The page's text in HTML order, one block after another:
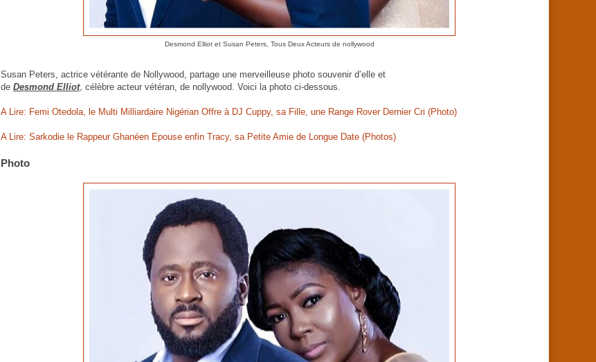
Desmond Elliot et Susan Peters, Tous Deux Acteurs de nollywood
Susan Peters, actrice vétérante de Nollywood, partage une merveilleuse photo souvenir d’elle et
de Desmond Elliot, célèbre acteur vétéran, de nollywood. Voici la photo ci-dessous.
A Lire: Femi Otedola, le Multi Milliardaire Nigérian Offre à DJ Cuppy, sa Fille, une Range Rover Dernier Cri (Photo)
A Lire: Sarkodie le Rappeur Ghanéen Epouse enfin Tracy, sa Petite Amie de Longue Date (Photos)
Photo